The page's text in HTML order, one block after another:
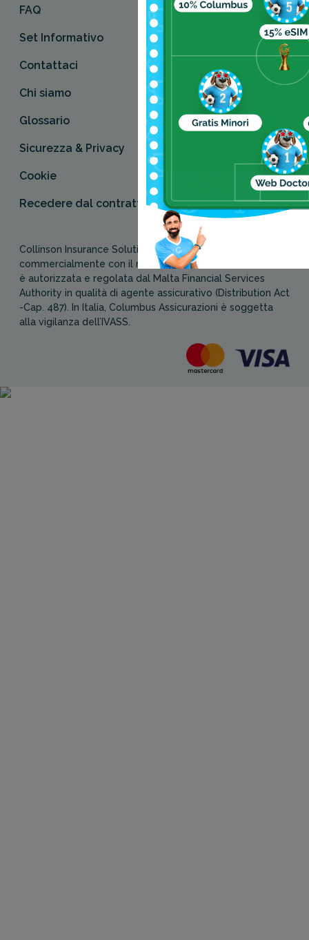
FAQ
Set Informativo
Contattaci
Chi siamo
Glossario
Sicurezza & Privacy
Cookie
Recedere dal contratto qui
Collinson Insurance Solutions Europe Ltd, conosciuta
commercialmente con il nome di Columbus Assicurazioni,
è autorizzata e regolata dal Malta Financial Services
Authority in qualità di agente assicurativo (Distribution Act
-Cap. 487). In Italia, Columbus Assicurazioni è soggetta
alla vigilanza dell’IVASS.